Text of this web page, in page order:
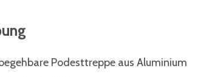
Podesttreppe aus Aluminium